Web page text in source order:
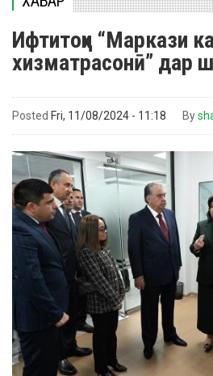
Ифтитоҳи “Маркази
хизматрасонӣ” дар
Posted Fri, 11/08/2024 - 11:18 By